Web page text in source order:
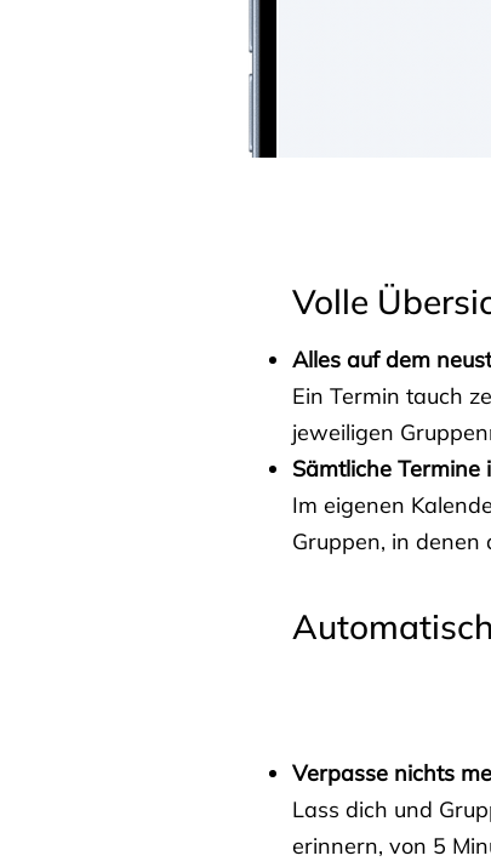
Volle
Alles auf dem
Ein Termin tauch
jeweiligen
Sämtliche Termine
Im eigenen
Gruppen, in denen
Verpasse nichts
Lass dich und
erinnern, von 5